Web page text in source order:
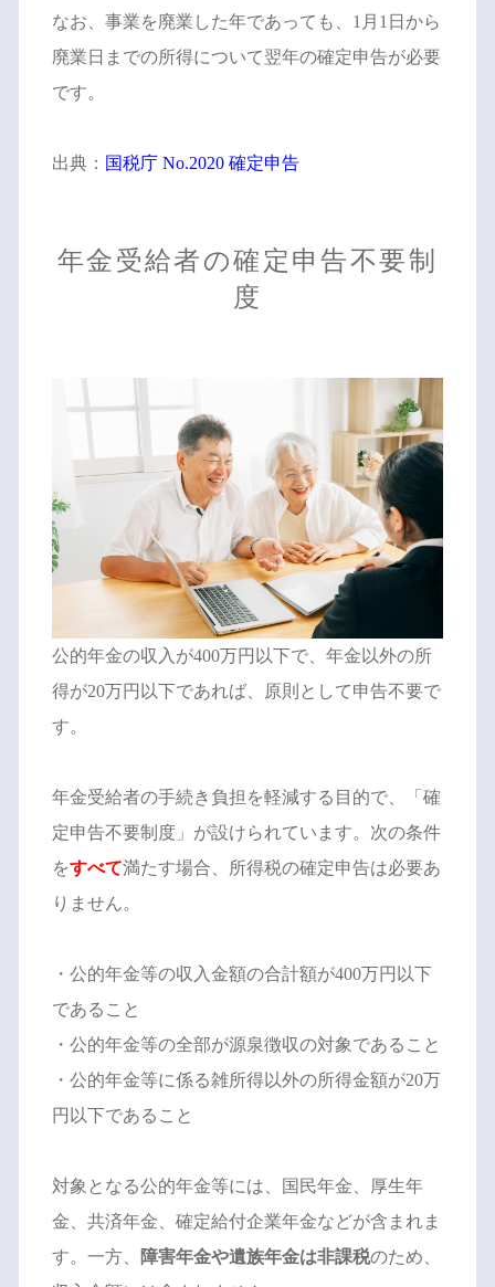
なお、事業を廃業した年であっても、1月1日から
廃業日までの所得について翌年の確定申告が必要
です。
出典： 国税庁 No.2020 確定申告
年金受給者の確定申告不要制
度
公的年金の収入が400万円以下で、年金以外の所
得が20万円以下であれば、原則として申告不要で
す。
年金受給者の手続き負担を軽減する目的で、「確
定申告不要制度」が設けられています。次の条件
をすべて満たす場合、所得税の確定申告は必要あ
りません。
・公的年金等の収入金額の合計額が400万円以下
であること
・公的年金等の全部が源泉徴収の対象であること
・公的年金等に係る雑所得以外の所得金額が20万
円以下であること
対象となる公的年金等には、国民年金、厚生年
金、共済年金、確定給付企業年金などが含まれま
す。一方、
障害年金や遺族年金は非課税のため、